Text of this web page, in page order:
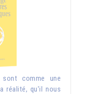
sont comme une
réalité, qu'il nous